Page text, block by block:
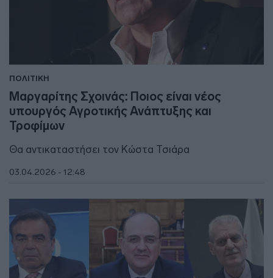
ΠΟΛΙΤΙΚΗ
Μαργαρίτης Σχοινάς: Ποιος είναι νέος
υπουργός Αγροτικής Ανάπτυξης και
Τροφίμων
Θα αντικαταστήσει τον Κώστα Τσιάρα
03.04.2026 - 12:48